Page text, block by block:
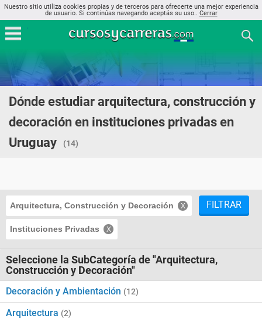
Nuestro sitio utiliza cookies propias y de terceros para ofrecerte una mejor experiencia
de usuario. Si continúas navegando aceptás su uso.. Cerrar
Dónde estudiar arquitectura, construcción y
decoración en instituciones privadas en
Uruguay
(14)
Arquitectura, Construcción y Decoración
Instituciones Privadas
FILTRAR
Seleccione la SubCategoría de "Arquitectura,
Construcción y Decoración"
Decoración y Ambientación (12)
Arquitectura (2)